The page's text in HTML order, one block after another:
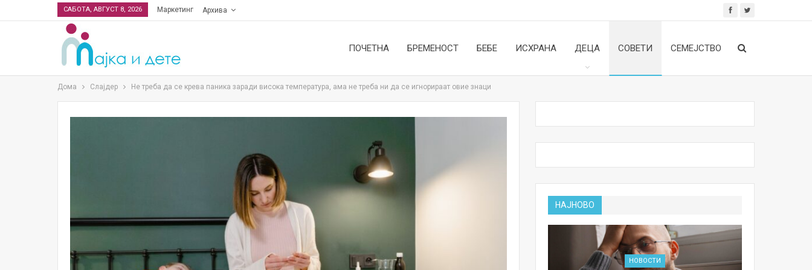
САБОТА, АВГУСТ 8, 2026 Маркетинг Архива
ПОЧЕТНА БРЕМЕНОСТ БЕБЕ ИСХРАНА ДЕЦА СОВЕТИ СЕМЕЈСТВО
Дома Слајдер Не треба да се крева паника заради висока температура, ама не треба ни да се игнорираат овие знаци
НАЈНОВО
НОВОСТИ